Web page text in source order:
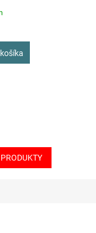
- PC-991/40/SB
PERMANENT -
- ČERVENÉ -
- PC-991/40/SB